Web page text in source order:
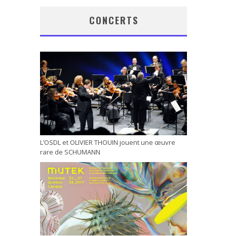
CONCERTS
L’OSDL et OLIVIER THOUIN jouent une œuvre
rare de SCHUMANN